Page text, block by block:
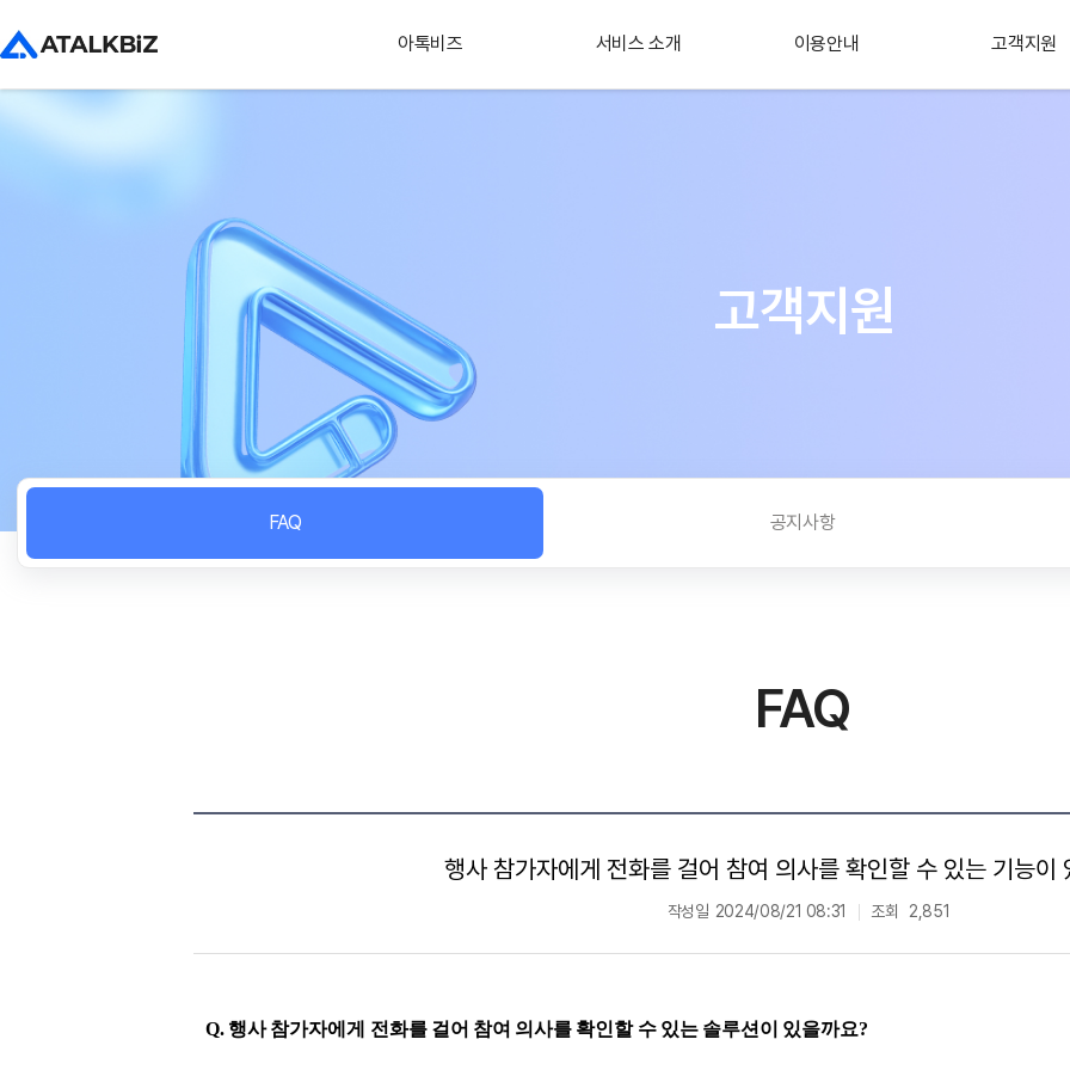
아톡비즈 서비스 소개 이용안내 고객지원
고객지원
FAQ 공지사항
FAQ
행사 참가자에게 전화를 걸어 참여 의사를 확인할 수 있는 기능이
작성일 2024/08/21 08:31 조회 2,851
Q. 행사 참가자에게 전화를 걸어 참여 의사를 확인할 수 있는 솔루션이 있을까요?